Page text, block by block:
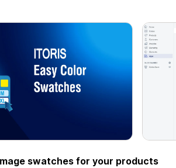
swatches for your products